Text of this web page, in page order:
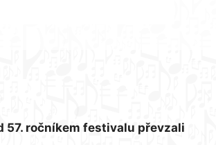
57. ročníkem festivalu převzali